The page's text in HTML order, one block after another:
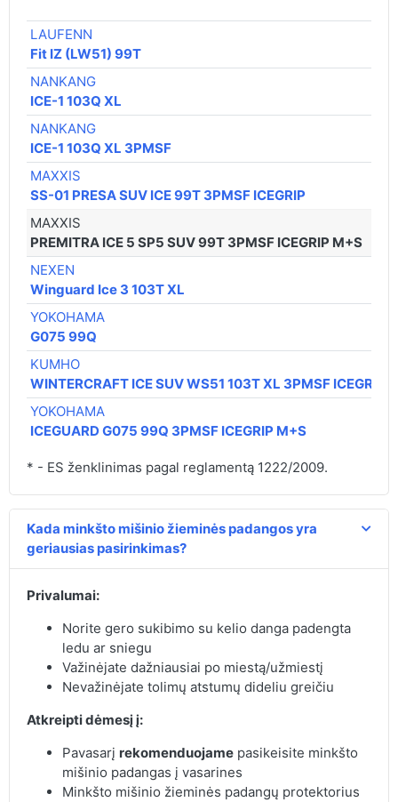
LAUFENN
Fit IZ (LW51) 99T
NANKANG
ICE-1 103Q XL
NANKANG
ICE-1 103Q XL 3PMSF
MAXXIS
SS-01 PRESA SUV ICE 99T 3PMSF ICEGRIP
MAXXIS
PREMITRA ICE 5 SP5 SUV 99T 3PMSF ICEGRIP M+S
NEXEN
Winguard Ice 3 103T XL
YOKOHAMA
G075 99Q
KUMHO
WINTERCRAFT ICE SUV WS51 103T XL 3PMSF ICEGRIP
YOKOHAMA
ICEGUARD G075 99Q 3PMSF ICEGRIP M+S
* - ES ženklinimas pagal reglamentą 1222/2009.
Kada minkšto mišinio žieminės padangos yra
geriausias pasirinkimas?
Privalumai:
Norite gero sukibimo su kelio danga padengta
ledu ar sniegu
Važinėjate dažniausiai po miestą/užmiestį
Nevažinėjate tolimų atstumų dideliu greičiu
Atkreipti dėmesį į:
Pavasarį rekomenduojamepasikeisite minkšto
mišinio padangas į vasarines
Minkšto mišinio žieminės padangų protektorius